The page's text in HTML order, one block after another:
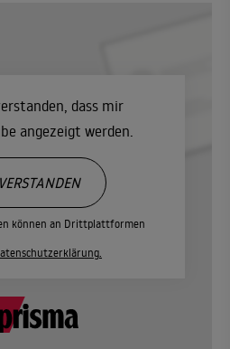
dass mir
angezeigt werden.
können an Drittplattformen